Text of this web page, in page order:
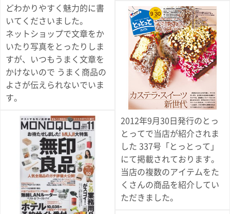
どわかりやすく魅力的に書
いてくださいました。
ネットショップで文章をか
いたり写真をとったりしま
すが、いつもうまく文章を
かけないので うまく商品の
よさが伝えられないでいま
す。
2012年9月30日発行のとっ
とってで当店が紹介されま
した 337号「とっとって」
にて掲載されております。
当店の複数のアイテムをた
くさんの商品を紹介してい
ただきました。